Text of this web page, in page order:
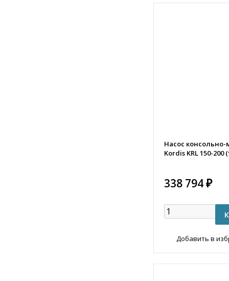
Насос
Kordis KRL 150-200
338 794 ₽
Добавить в